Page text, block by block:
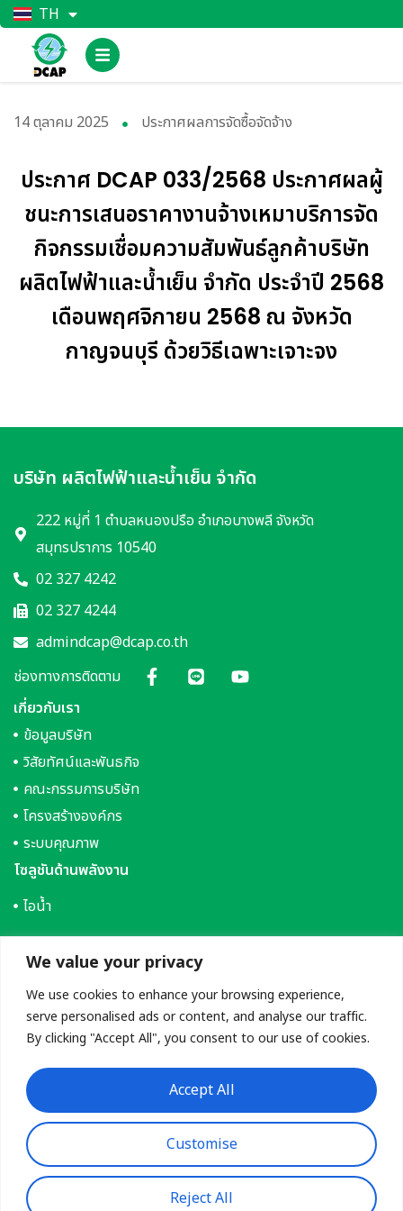
We value your privacy
We use cookies to enhance your browsing experience,
serve personalised ads or content, and analyse our traffic.
By clicking "Accept All", you consent to our use of cookies.
Customise
Reject All
Accept All
TH
EN
14 ตุลาคม 2025 ประกาศผลการจัดซื้อจัดจ้าง
ประกาศ DCAP 033/2568 ประกาศผลผู้
ชนะการเสนอราคางานจ้างเหมาบริการจัด
กิจกรรมเชื่อมความสัมพันธ์ลูกค้าบริษัท
ผลิตไฟฟ้าและน้ำเย็น จำกัด ประจำปี 2568
เดือนพฤศจิกายน 2568 ณ จังหวัด
กาญจนบุรี ด้วยวิธีเฉพาะเจาะจง
บริษัท ผลิตไฟฟ้าและน้ำเย็น จำกัด
222 หมู่ที่ 1 ตำบลหนองปรือ อำเภอบางพลี จังหวัด
สมุทรปราการ 10540
02 327 4242
02 327 4244
admindcap@dcap.co.th
ช่องทางการติดตาม
เกี่ยวกับเรา
ข้อมูลบริษัท
วิสัยทัศน์และพันธกิจ
คณะกรรมการบริษัท
โครงสร้างองค์กร
ระบบคุณภาพ
โซลูชันด้านพลังงาน
ไอน้ำ
น้ำเย็น
ไฟฟ้า
การจัดซื้อจัดจ้าง
ร่วมงานกับเรา
ติดต่อเรา
© 2024 บริษัท ผลิตไฟฟ้าและน้ำเย็น จำกัด